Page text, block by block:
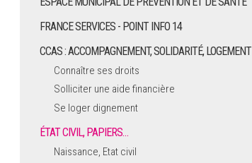
FRANCE SERVICES - POINT INFO 14
CCAS : ACCOMPAGNEMENT, SOLIDARITÉ, LOGEMENT
Connaître ses droits
Solliciter une aide financière
Se loger dignement
ÉTAT CIVIL, PAPIERS…
Naissance, Etat civil